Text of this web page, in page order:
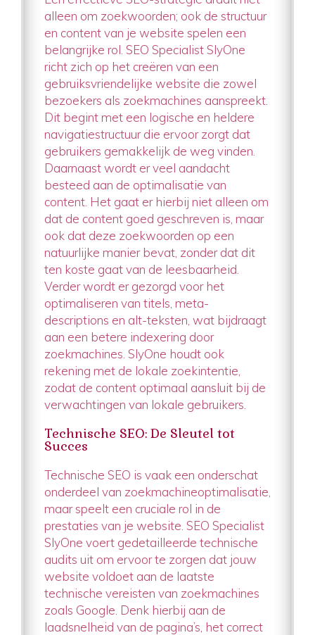
alleen om zoekwoorden; ook de structuur
en content van je website spelen een
belangrijke rol. SEO Specialist SlyOne
richt zich op het creëren van een
gebruiksvriendelijke website die zowel
bezoekers als zoekmachines aanspreekt.
Dit begint met een logische en heldere
navigatiestructuur die ervoor zorgt dat
gebruikers gemakkelijk de weg vinden.
Daarnaast wordt er veel aandacht
besteed aan de optimalisatie van
content. Het gaat er hierbij niet alleen om
dat de content goed geschreven is, maar
ook dat deze zoekwoorden op een
natuurlijke manier bevat, zonder dat dit
ten koste gaat van de leesbaarheid.
Verder wordt er gezorgd voor het
optimaliseren van titels, meta-
descriptions en alt-teksten, wat bijdraagt
aan een betere indexering door
zoekmachines. SlyOne houdt ook
rekening met de lokale zoekintentie,
zodat de content optimaal aansluit bij de
verwachtingen van lokale gebruikers.
Technische SEO: De Sleutel tot
Succes
Technische SEO is vaak een onderschat
onderdeel van zoekmachineoptimalisatie,
maar speelt een cruciale rol in de
prestaties van je website. SEO Specialist
SlyOne voert gedetailleerde technische
audits uit om ervoor te zorgen dat jouw
website voldoet aan de laatste
technische vereisten van zoekmachines
zoals Google. Denk hierbij aan de
laadsnelheid van de pagina’s, het correct